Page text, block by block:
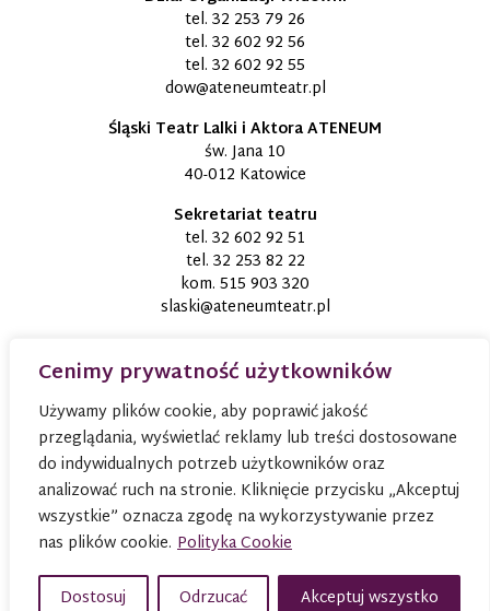
Cenimy prywatność użytkowników
Używamy plików cookie, aby poprawić jakość
przeglądania, wyświetlać reklamy lub treści dostosowane
do indywidualnych potrzeb użytkowników oraz
analizować ruch na stronie. Kliknięcie przycisku „Akceptuj
wszystkie” oznacza zgodę na wykorzystywanie przez
nas plików cookie. Polityka Cookie
Dostosuj
Odrzucać Akceptuj wszystko
tel. 32 253 79 26
tel. 32 602 92 56
tel. 32 602 92 55
dow@ateneumteatr.pl
Śląski Teatr Lalki i Aktora ATENEUM
św. Jana 10
40-012 Katowice
Sekretariat teatru
tel. 32 602 92 51
tel. 32 253 82 22
kom. 515 903 320
slaski@ateneumteatr.pl
© 2026TEATR ATENEUM W KATOWICACH
prawa zastrzeżone